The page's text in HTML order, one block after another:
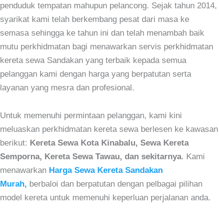
penduduk tempatan mahupun pelancong. Sejak tahun 2014,
syarikat kami telah berkembang pesat dari masa ke
semasa sehingga ke tahun ini dan telah menambah baik
mutu perkhidmatan bagi menawarkan servis perkhidmatan
kereta sewa Sandakan yang terbaik kepada semua
pelanggan kami dengan harga yang berpatutan serta
layanan yang mesra dan profesional.
Untuk memenuhi permintaan pelanggan, kami kini
meluaskan perkhidmatan kereta sewa berlesen ke kawasan
berikut: Kereta Sewa Kota Kinabalu, Sewa Kereta
Semporna, Kereta Sewa Tawau, dan sekitarnya. Kami
menawarkan Harga Sewa Kereta Sandakan
Murah, berbaloi dan berpatutan dengan pelbagai pilihan
model kereta untuk memenuhi keperluan perjalanan anda.